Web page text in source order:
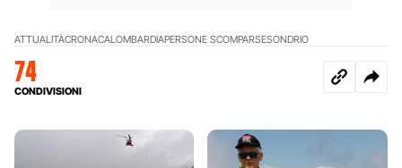
ATTUALITÀCRONACALOMBARDIAPERSONE SCOMPARSESONDRIO
74
CONDIVISIONI